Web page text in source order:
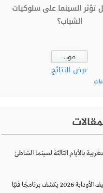
تؤثر السينما على سلوكيات
الشباب؟
عرض النتائج
بالأيام الثالثة لسينما الشاطئ
مهرجان صيف الأوداية 2026 يكشف برنامجًا فنيًا